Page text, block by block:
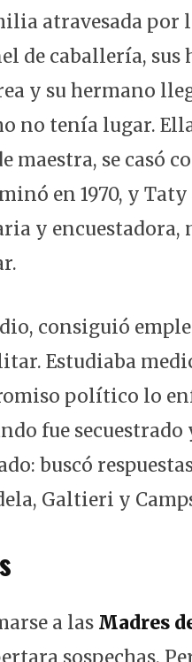
atravesada
de caballería, sus
y su hermano
no tenía lugar.
maestra, se casó
en 1970, y
y encuestadora,
consiguió
Estudiaba
político lo
fue
buscó
Galtieri y
a las Madres